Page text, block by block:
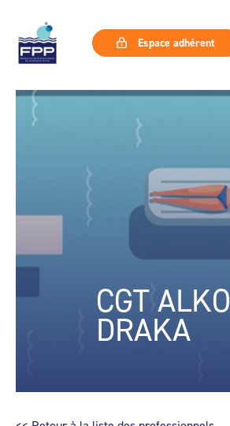
Espace adhérent
CGT
DRAKA